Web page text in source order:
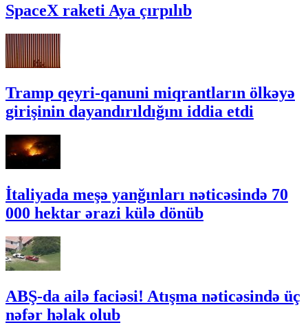
SpaceX raketi Aya çırpılıb
Tramp qeyri-qanuni miqrantların ölkəyə
girişinin dayandırıldığını iddia etdi
İtaliyada meşə yanğınları nəticəsində 70
000 hektar ərazi külə dönüb
ABŞ-da ailə faciəsi! Atışma nəticəsində üç
nəfər həlak olub